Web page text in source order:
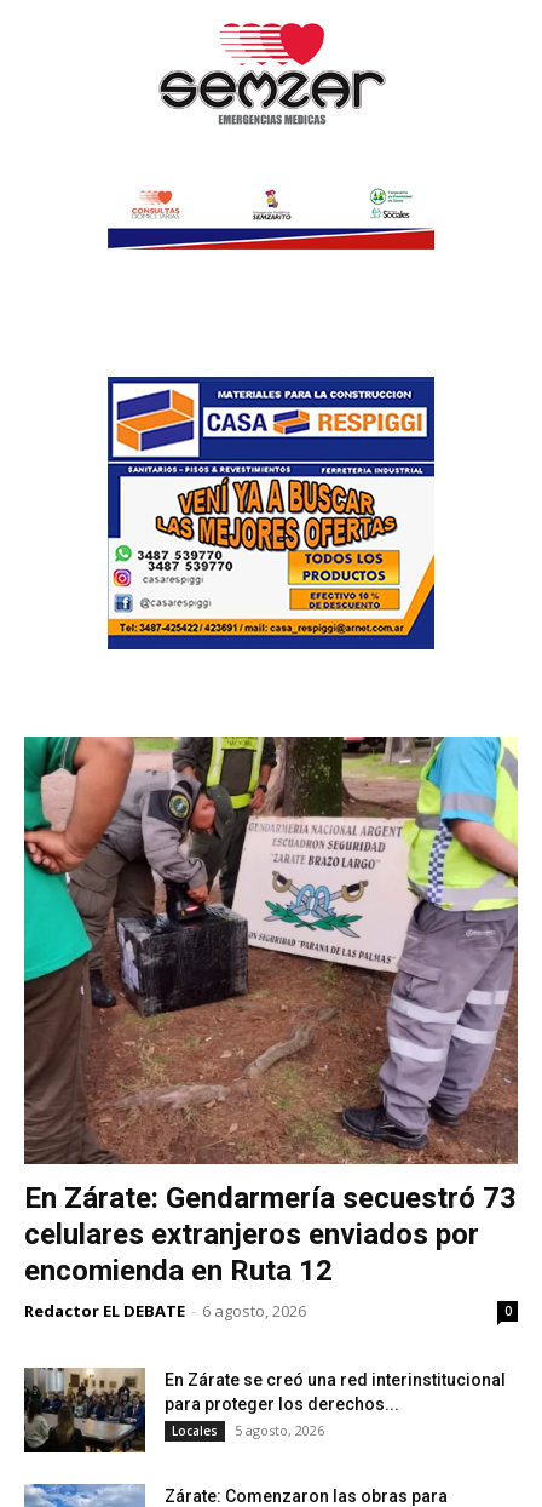
En Zárate: Gendarmería secuestró 73
celulares extranjeros enviados por
encomienda en Ruta 12
Redactor EL DEBATE - 6 agosto, 2026 0
En Zárate se creó una red interinstitucional
para proteger los derechos...
Locales 5 agosto, 2026
Zárate: Comenzaron las obras para